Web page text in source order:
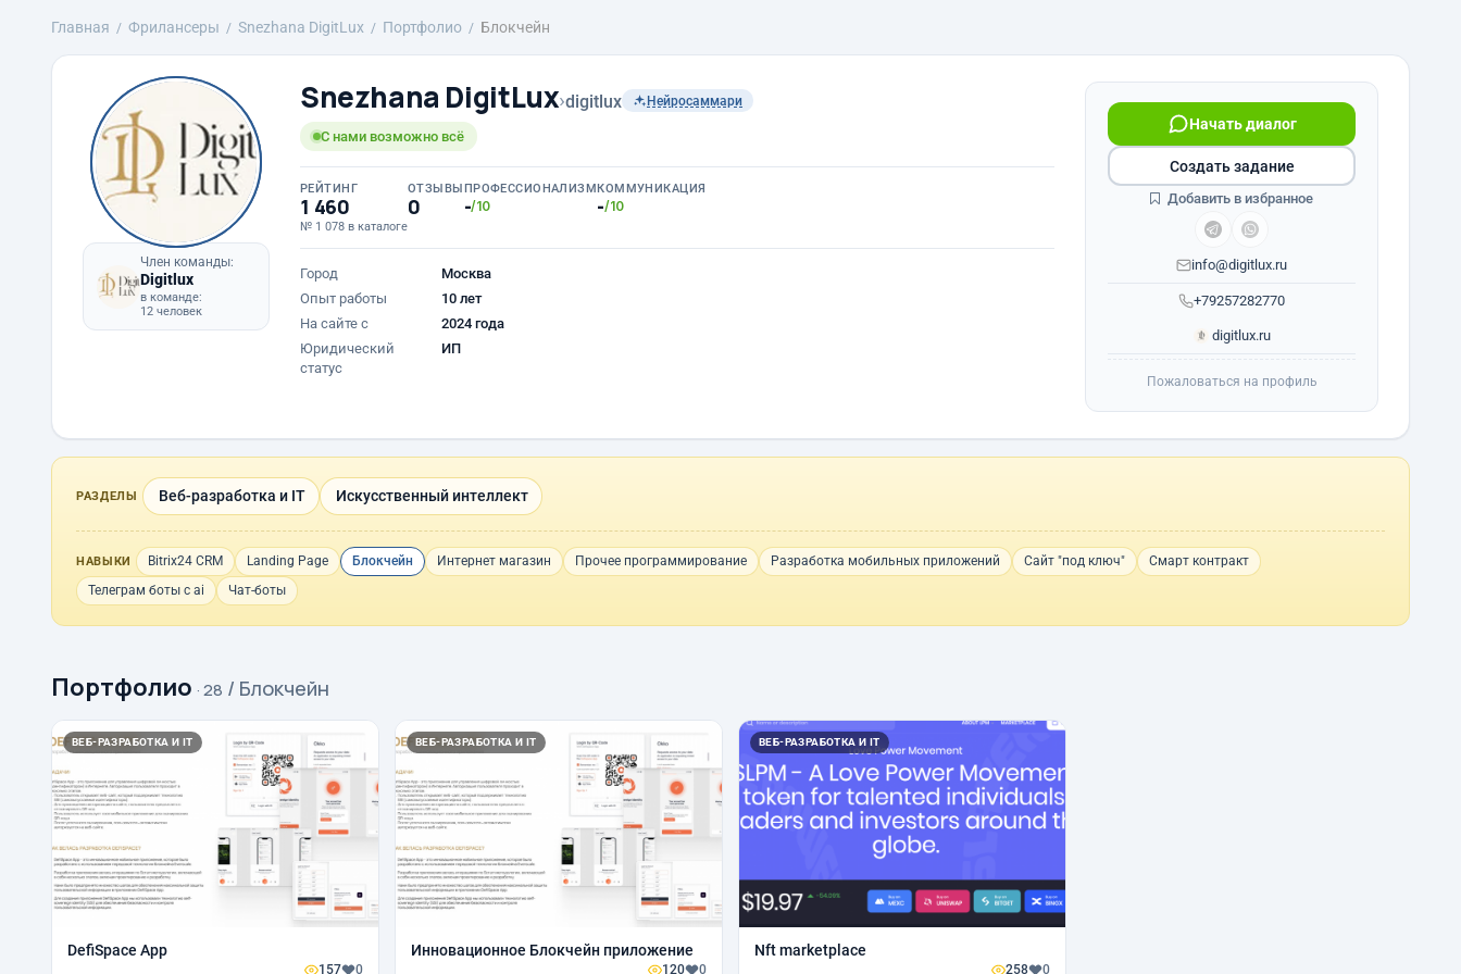
Главная Фрилансеры Snezhana DigitLux Портфолио Блокчейн
Член команды:
Digitlux
в команде:
12 человек
Snezhana DigitLux›digitlux Нейросаммари
С нами возможно всё
РЕЙТИНГ
1 460
№ 1 078 в каталоге
ОТЗЫВЫ
0
ПРОФЕССИОНАЛИЗМ
-/10
КОММУНИКАЦИЯ
-/10
Город
Москва
Опыт работы
10 лет
На сайте с
2024 года
Юридический
статус
ИП
+79257282770
Начать диалог
info@digitlux.ru
digitlux.ru
Создать задание
Добавить в избранное
Пожаловаться на профиль
РАЗДЕЛЫ Веб-разработка и IT Искусственный интеллект
НАВЫКИ Bitrix24 CRM Landing Page Блокчейн Интернет магазин Прочее программирование Разработка мобильных приложений Сайт "под ключ"
Смарт контракт
Телеграм боты с ai
Чат-боты
Портфолио · 28 / Блокчейн
ВЕБ-РАЗРАБОТКА И IT
DefiSpace App
157 0
ВЕБ-РАЗРАБОТКА И IT
Инновационное Блокчейн приложение
120 0
ВЕБ-РАЗРАБОТКА И IT
Nft marketplace
258 0